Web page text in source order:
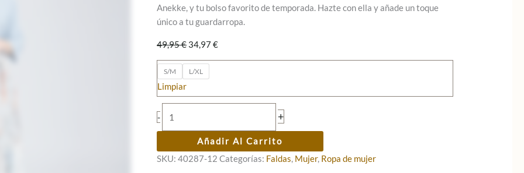
Anekke, y tu bolso favorito de temporada. Hazte con ella y añade un toque
único a tu guardarropa.
49,95€ El
precio
original
49,95 €.
34,97€El
precio
34,97 €.
S/M L/XL
Limpiar
-
estampada
Memories
Anekke
cantidad
+
Añadir Al Carrito
SKU:40287-12 Categorías: Faldas, Mujer, Ropa de mujer